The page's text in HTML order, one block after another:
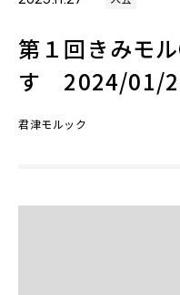
第１回きみモ
す 2024/01/
君津モルック